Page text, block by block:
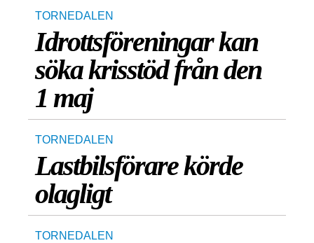
TORNEDALEN
Idrottsföreningar kan
söka krisstöd från den
1 maj
TORNEDALEN
Lastbilsförare körde
olagligt
TORNEDALEN